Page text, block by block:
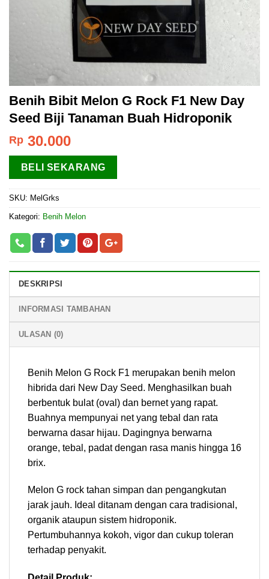
Benih Bibit Melon G Rock F1 New Day
Seed Biji Tanaman Buah Hidroponik
Rp 30.000
BELI SEKARANG
SKU: MelGrks
Kategori: Benih Melon
DESKRIPSI
INFORMASI TAMBAHAN
ULASAN (0)
Benih Melon G Rock F1 merupakan benih melon
hibrida dari New Day Seed. Menghasilkan buah
berbentuk bulat (oval) dan bernet yang rapat.
Buahnya mempunyai net yang tebal dan rata
berwarna dasar hijau. Dagingnya berwarna
orange, tebal, padat dengan rasa manis hingga 16
brix.
Melon G rock tahan simpan dan pengangkutan
jarak jauh. Ideal ditanam dengan cara tradisional,
organik ataupun sistem hidroponik.
Pertumbuhannya kokoh, vigor dan cukup toleran
terhadap penyakit.